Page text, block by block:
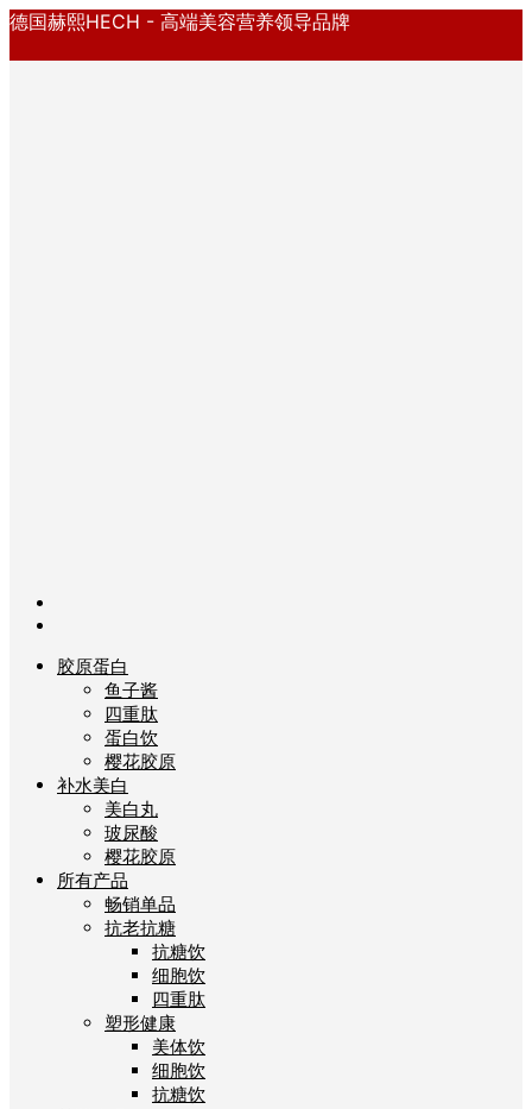
德国赫熙HECH - 高端美容营养领导品牌
胶原蛋白
鱼子酱
四重肽
蛋白饮
樱花胶原
补水美白
美白丸
玻尿酸
樱花胶原
所有产品
畅销单品
抗老抗糖
抗糖饮
细胞饮
四重肽
塑形健康
美体饮
细胞饮
抗糖饮